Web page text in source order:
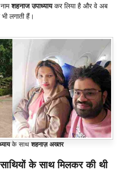
शहनाज उपाध्यायकर लिया है और वे अब
लगाती हैं।
के साथशहनाज़ अख्तर
के साथ मिलकर की थी